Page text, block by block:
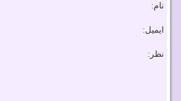
نام:
ایمیل:
نظر: